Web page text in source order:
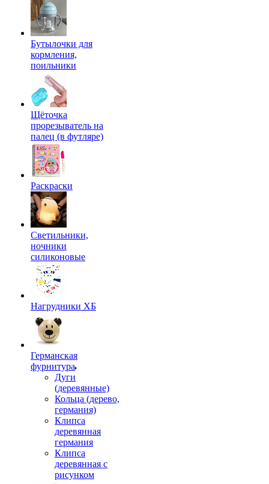
Бутылочки для
кормления,
поильники
Щёточка
прорезыватель на
палец (в футляре)
Раскраски
Светильники,
ночники
силиконовые
Нагрудники ХБ
Германская
фурнитура
Дуги
(деревянные)
Кольца (дерево,
германия)
Клипса
деревянная
германия
Клипса
деревянная с
рисунком